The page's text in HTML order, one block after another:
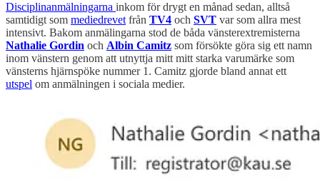
Disciplinanmälningarna inkom för drygt en månad sedan, alltså
samtidigt som mediedrevet från TV4 och SVT var som allra mest
intensivt. Bakom anmälingarna stod de båda vänsterextremisterna
Nathalie Gordin och Albin Camitz som försökte göra sig ett namn
inom vänstern genom att utnyttja mitt mitt starka varumärke som
vänsterns hjärnspöke nummer 1. Camitz gjorde bland annat ett
utspel om anmälningen i sociala medier.